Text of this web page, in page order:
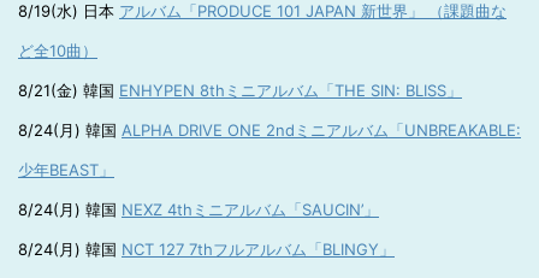
8/19(水) 日本 アルバム「PRODUCE 101 JAPAN 新世界」 （課題曲な
ど全10曲）
8/21(金) 韓国 ENHYPEN 8thミニアルバム「THE SIN: BLISS」
8/24(月) 韓国 ALPHA DRIVE ONE 2ndミニアルバム「UNBREAKABLE:
少年BEAST」
8/24(月) 韓国 NEXZ 4thミニアルバム「SAUCIN’」
8/24(月) 韓国 NCT 127 7thフルアルバム「BLINGY」